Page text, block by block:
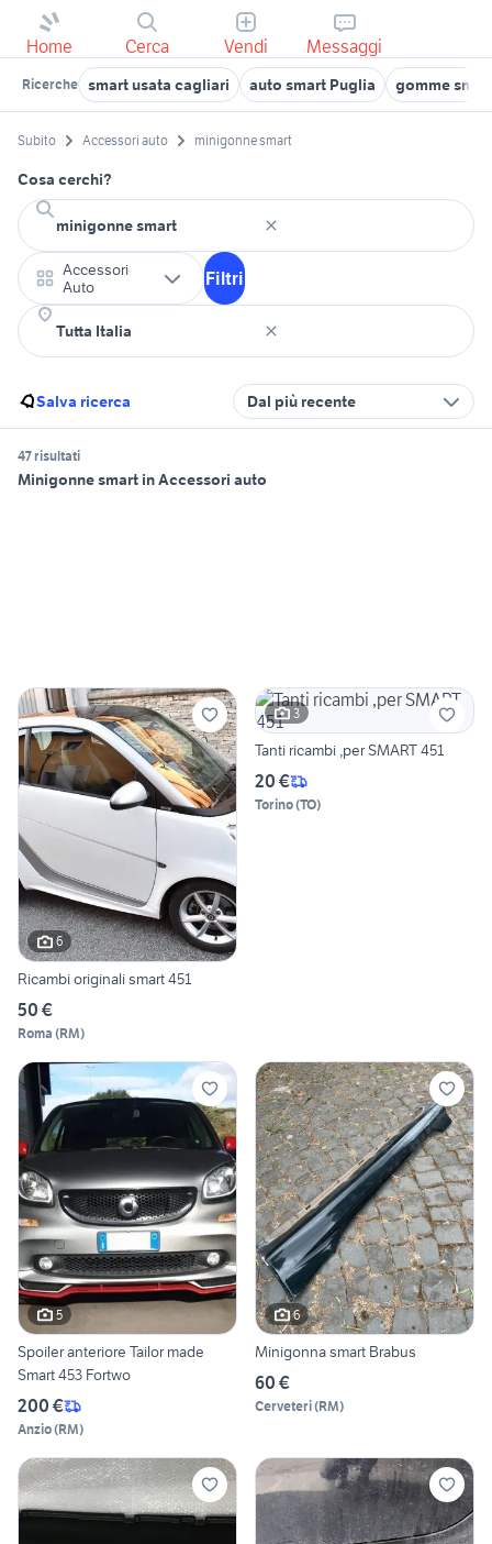
Home Cerca Vendi Messaggi
Ricerche smart usata cagliari auto smart Puglia gomme
Subito Accessori auto minigonne smart
Cosa cerchi?
Accessori
Auto
Filtri
Salva ricerca Dal più recente
47 risultati
Minigonne smart in Accessori auto
6
Ricambi originali smart 451
50 €
Roma (RM)
3
Tanti ricambi ,per SMART 451
20 €
Torino(TO)
5
Spoiler anteriore Tailor made
Smart 453 Fortwo
200 €
Anzio(RM)
6
Minigonna smart Brabus
60 €
Cerveteri(RM)